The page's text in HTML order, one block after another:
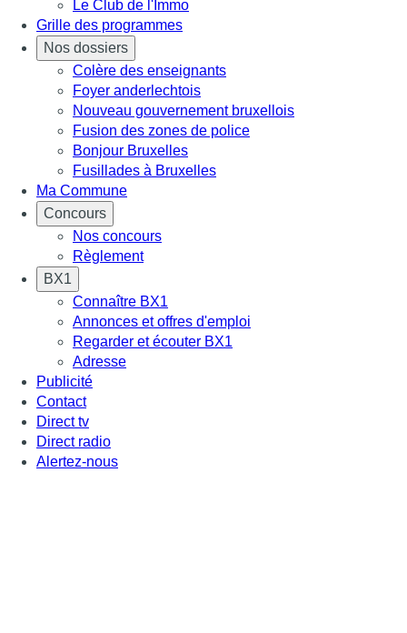
Le Club de l'Immo
Grille des programmes
Nos dossiers
Colère des enseignants
Foyer anderlechtois
Nouveau gouvernement bruxellois
Fusion des zones de police
Bonjour Bruxelles
Fusillades à Bruxelles
Ma Commune
Concours
Nos concours
Règlement
BX1
Connaître BX1
Annonces et offres d'emploi
Regarder et écouter BX1
Adresse
Publicité
Contact
Direct tv
Direct radio
Alertez-nous